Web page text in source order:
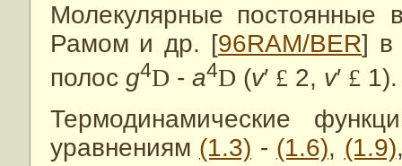
Молекулярные постоянные
Рамом и др. [96RAM/BER] в
полос g4D - a4D (v′ £2, v′ £1).
Термодинамические
уравнениям (1.3) - (1.6), (1.9)